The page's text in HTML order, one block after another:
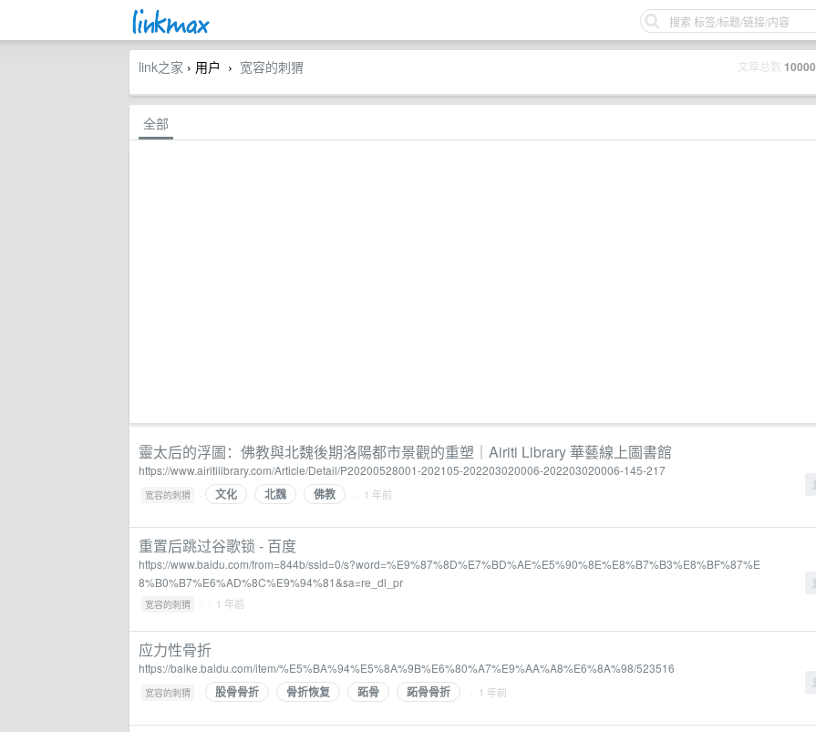
文章总数 10000
link之家 › 用户 › 宽容的刺猬
全部
靈太后的浮圖：佛教與北魏後期洛陽都市景觀的重塑｜Airiti Library 華藝線上圖書館
https://www.airitilibrary.com/Article/Detail/P20200528001-202105-202203020006-202203020006-145-217
宽容的刺猬 · 文化 北魏 佛教 · 1 年前
重置后跳过谷歌锁 - 百度
https://www.baidu.com/from=844b/ssid=0/s?word=%E9%87%8D%E7%BD%AE%E5%90%8E%E8%B7%B3%E8%BF%87%E
8%B0%B7%E6%AD%8C%E9%94%81&sa=re_dl_pr
宽容的刺猬 · · 1 年前
应力性骨折
https://baike.baidu.com/item/%E5%BA%94%E5%8A%9B%E6%80%A7%E9%AA%A8%E6%8A%98/523516
宽容的刺猬 · 股骨骨折 骨折恢复 跖骨 跖骨骨折 · 1 年前